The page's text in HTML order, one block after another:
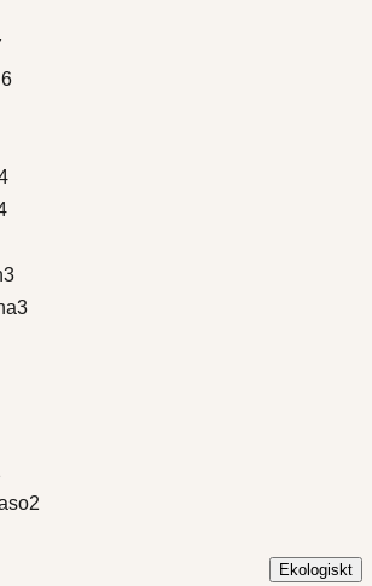
6
3
3
2
Ekologiskt